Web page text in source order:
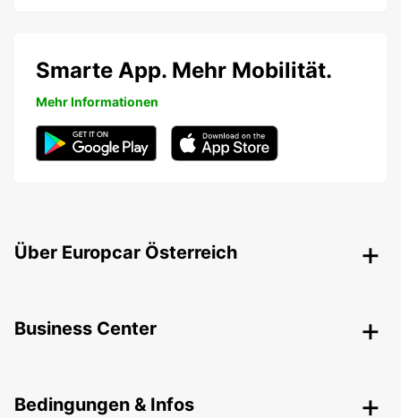
Smarte App. Mehr Mobilität.
Mehr Informationen
Über Europcar Österreich
Business Center
Bedingungen & Infos